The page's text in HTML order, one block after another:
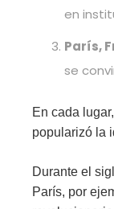
en
París,
se
En cada
popularizó la
Durante el
París, por